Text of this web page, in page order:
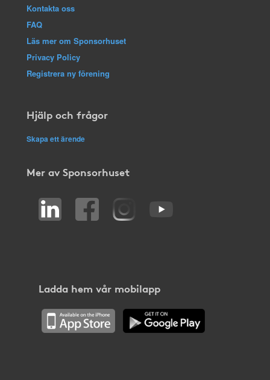
Kontakta oss
FAQ
Läs mer om Sponsorhuset
Privacy Policy
Registrera ny förening
Hjälp och frågor
Skapa ett ärende
Mer av Sponsorhuset
Ladda hem vår mobilapp